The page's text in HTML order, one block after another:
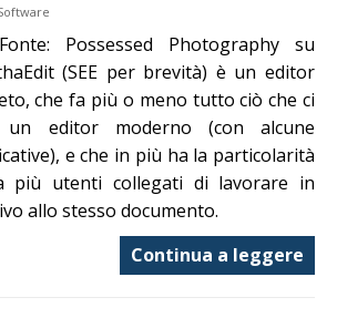
Possessed Photography su
(SEE per brevità) è un editor
che fa più o meno tutto ciò che ci
editor moderno (con alcune
e che in più ha la particolarità
più utenti collegati di lavorare in
allo stesso documento.
Continua a leggere